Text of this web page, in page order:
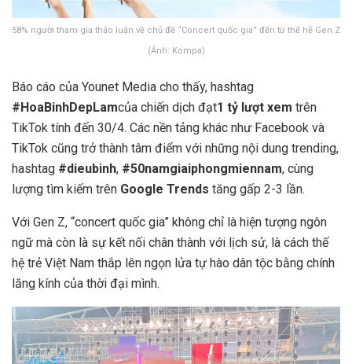
58% người tham gia thảo luận về chủ đề “Concert quốc gia” đến từ thế hệ Gen Z
(Ảnh: Kompa)
Báo cáo của Younet Media cho thấy, hashtag
#HoaBinhDepLamcủa chiến dịch đạt1 tỷ lượt xem trên
TikTok tính đến 30/4. Các nền tảng khác như Facebook và
TikTok cũng trở thành tâm điểm với những nội dung trending,
hashtag #dieubinh, #50namgiaiphongmiennam, cùng
lượng tìm kiếm trên Google Trends tăng gấp 2-3 lần.
Với Gen Z, “concert quốc gia” không chỉ là hiện tượng ngôn
ngữ mà còn là sự kết nối chân thành với lịch sử, là cách thế
hệ trẻ Việt Nam thắp lên ngọn lửa tự hào dân tộc bằng chính
lăng kính của thời đại mình.